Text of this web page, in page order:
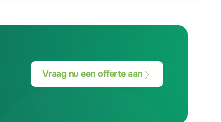
Vraag nu een offerte aan